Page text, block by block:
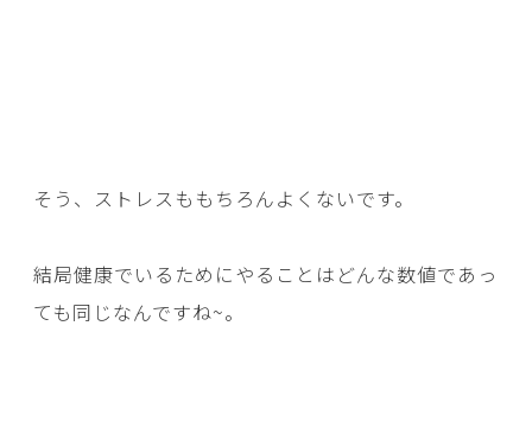
そう、ストレスももちろんよくないです。
結局健康でいるためにやることはどんな数値であっ
ても同じなんですね~。